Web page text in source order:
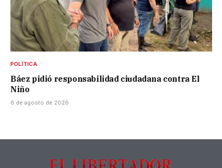
POLÍTICA
Báez pidió responsabilidad ciudadana contra El
Niño
6 de agosto de 2026